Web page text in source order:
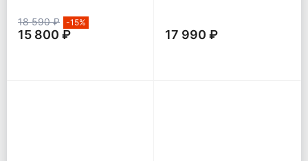
18 590 ₽ -15%
15 800 ₽ 17 990 ₽